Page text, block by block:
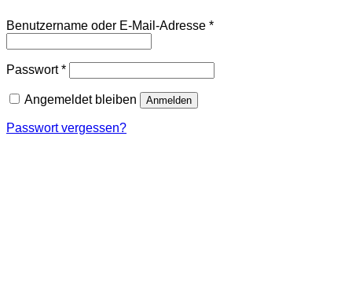
Benutzername oder E-Mail-Adresse *Erforderlich
Passwort*Erforderlich
Angemeldet bleiben Anmelden
Passwort vergessen?